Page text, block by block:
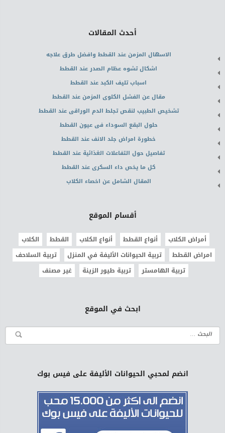
أحدث المقالات
الاسهال المزمن عند القطط وافضل طرق علاجه
اشكال تشوه عظام الصدر عند القطط
اسباب تليف الكبد عند القطط
مقال عن الفشل الكلوى المزمن عند القطط
تشخيص الطبيب لنقص تجلط الدم الوراقى عند القطط
حلول البقع السوداء فى عيون القطط
خطورة امراض جلد الانف عند القطط
تفاصيل حول التفاعلات الغذائية عند القطط
كل ما يخص داء السكرى عند القطط
المقال الشامل عن اخصاء الكلاب
أقسام الموقع
أمراض الكلاب أنواع القطط أنواع الكلاب القطط
الكلاب
امراض القطط
تربية الحيوانات الأليفة في المنزل
تربية السلاحف
تربية الهامستر
تربية طيور الزينة غير مصنف
ابحث في الموقع
انضم لمحبي الحيوانات الأليفة على فيس بوك